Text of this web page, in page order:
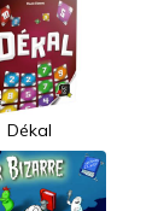
Dékal